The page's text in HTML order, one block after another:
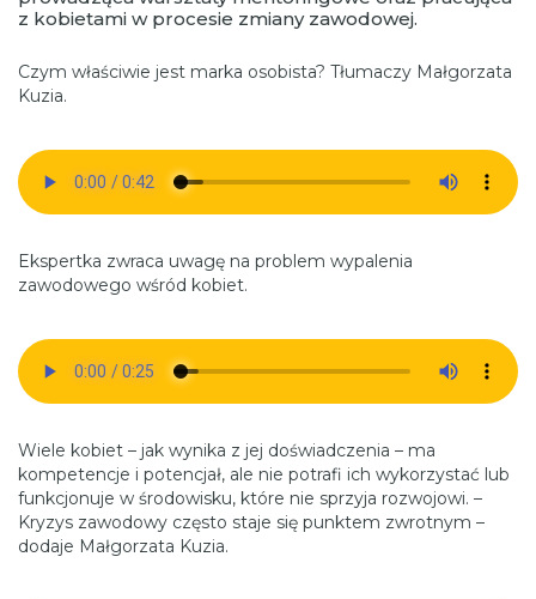
z kobietami w procesie zmiany zawodowej.
Czym właściwie jest marka osobista? Tłumaczy Małgorzata
Kuzia.
Ekspertka zwraca uwagę na problem wypalenia
zawodowego wśród kobiet.
Wiele kobiet – jak wynika z jej doświadczenia – ma
kompetencje i potencjał, ale nie potrafi ich wykorzystać lub
funkcjonuje w środowisku, które nie sprzyja rozwojowi. –
Kryzys zawodowy często staje się punktem zwrotnym –
dodaje Małgorzata Kuzia.